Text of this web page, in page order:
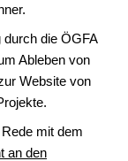
die ÖGFA
Ableben von
Website von
mit dem
an den